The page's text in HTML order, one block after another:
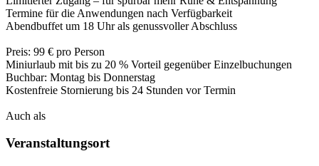
Termine für die Anwendungen nach Verfügbarkeit
Abendbuffet um 18 Uhr als genussvoller Abschluss
Preis: 99 € pro Person
Miniurlaub mit bis zu 20 % Vorteil gegenüber Einzelbuchungen
Buchbar: Montag bis Donnerstag
Kostenfreie Stornierung bis 24 Stunden vor Termin
Auch als
Veranstaltungsort